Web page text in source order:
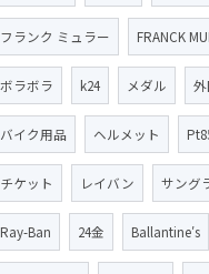
フランク ミュラー FRANCK
ボラボラ k24 メダル
バイク用品 ヘルメット
チケット レイバン サング
Ray-Ban 24金 Ballantine′s